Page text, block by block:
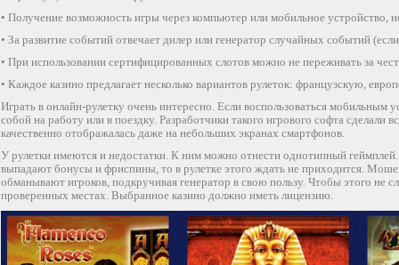
• Получение возможность игры через компьютер или мобильное устройство,
• За развитие событий отвечает дилер или генератор случайных событий
• При использовании сертифицированных слотов можно не переживать за
• Каждое казино предлагает несколько вариантов рулеток: французскую,
Играть в онлайн-рулетку очень интересно. Если воспользоваться мобильным
собой на работу или в поездку. Разработчики такого игрового софта сделали
качественно отображалась даже на небольших экранах смартфонов.
У рулетки имеются и недостатки. К ним можно отнести однотипный
выпадают бонусы и фриспины, то в рулетке этого ждать не приходится.
обманывают игроков, подкручивая генератор в свою пользу. Чтобы этого не
проверенных местах. Выбранное казино должно иметь лицензию.